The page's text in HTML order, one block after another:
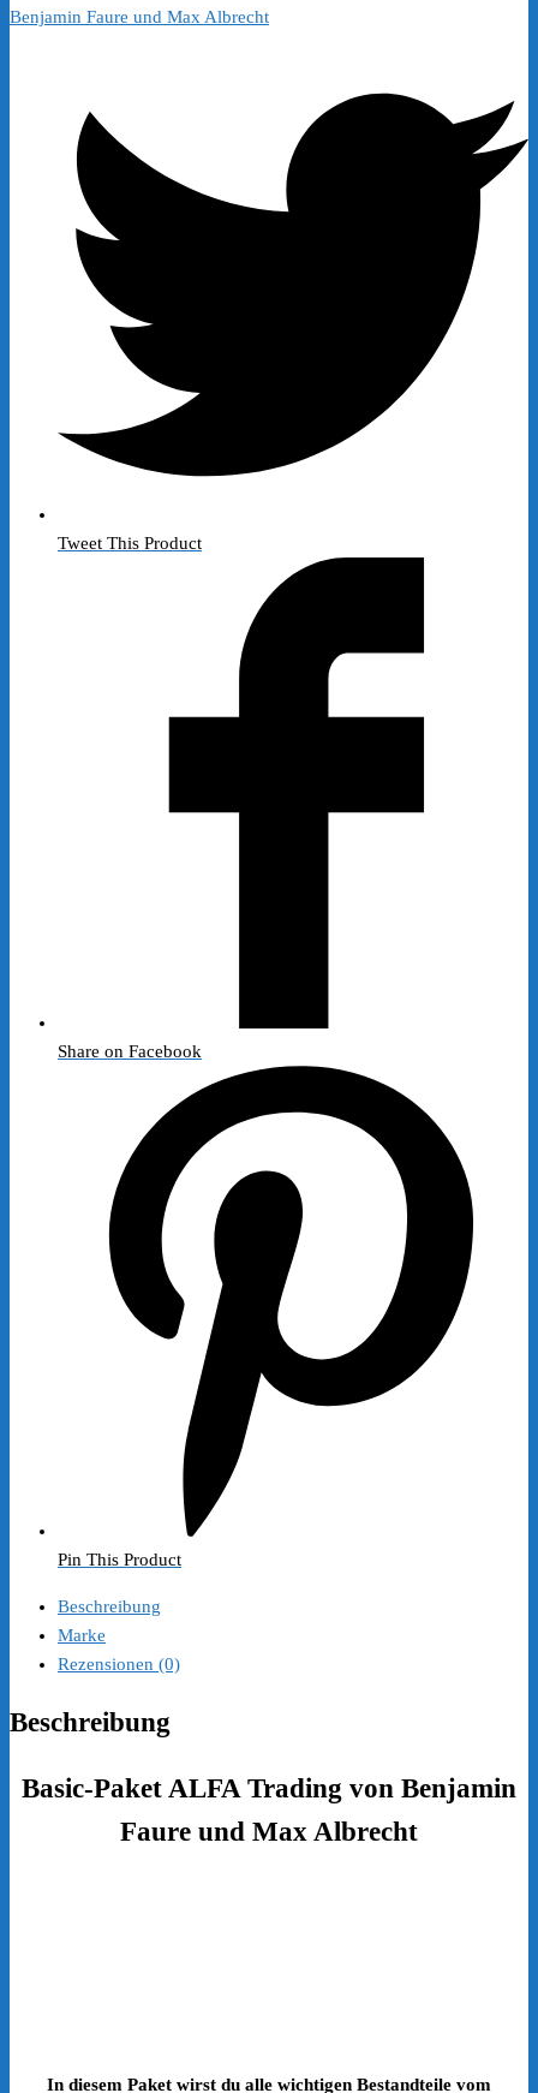
Benjamin Faure und Max Albrecht
Tweet This Product
Share on Facebook
Pin This Product
Beschreibung
Marke
Rezensionen (0)
Beschreibung
Basic-Paket ALFA Trading von Benjamin
Faure und Max Albrecht
In diesem Paket wirst du alle wichtigen Bestandteile vom